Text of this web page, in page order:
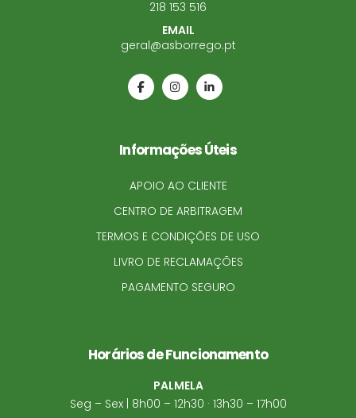
218 153 516
EMAIL
geral@asborrego.pt
Informações Úteis
APOIO AO CLIENTE
CENTRO DE ARBITRAGEM
TERMOS E CONDIÇÕES DE USO
LIVRO DE RECLAMAÇÕES
PAGAMENTO SEGURO
Horários de Funcionamento
PALMELA
Seg – Sex | 8h00 – 12h30 · 13h30 – 17h00